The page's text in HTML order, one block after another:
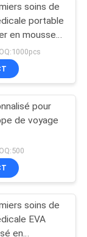
33
soins de
portable
en mousse
aux
pour la
du
pour
de voyage
soins de
EVA
en